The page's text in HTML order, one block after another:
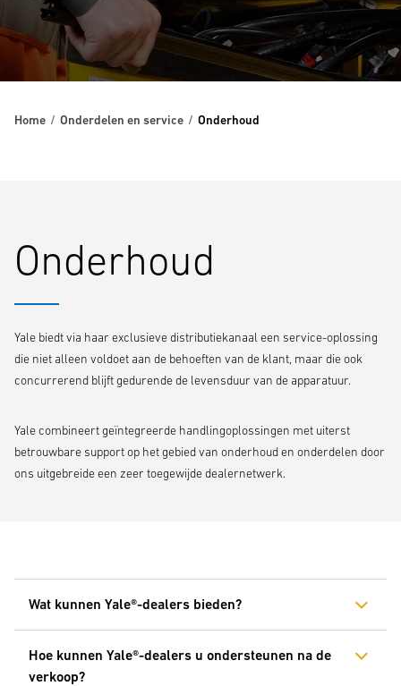
Home Onderdelen en service Onderhoud
Onderhoud
Yale biedt via haar exclusieve distributiekanaal een service-oplossing
die niet alleen voldoet aan de behoeften van de klant, maar die ook
concurrerend blijft gedurende de levensduur van de apparatuur.
Yale combineert geïntegreerde handlingoplossingen met uiterst
betrouwbare support op het gebied van onderhoud en onderdelen door
ons uitgebreide een zeer toegewijde dealernetwerk.
Wat kunnen Yale®-dealers bieden?
Hoe kunnen Yale®-dealers u ondersteunen na de
verkoop?